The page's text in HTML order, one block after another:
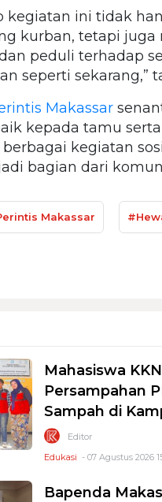
kegiatan ini tidak
kurban, tetapi
peduli terhadap
seperti sekarang,”
Makassar
kepada tamu
kegiatan
bagian dari
Makassar
Mahasiswa
Persampahan
Sampah di
Editor
Edukasi - 07 Agustus 2026
Bapenda